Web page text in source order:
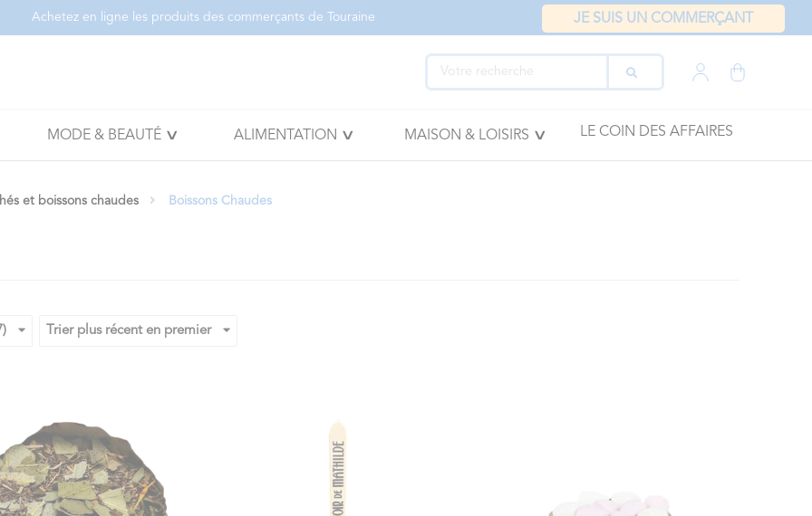
Achetez en ligne les produits des commerçants de Touraine JE SUIS UN COMMERÇANT
MODE & BEAUTÉ ALIMENTATION MAISON & LOISIRS LE COIN DES AFFAIRES
et boissons chaudes Boissons Chaudes
Trier plus récent en premier